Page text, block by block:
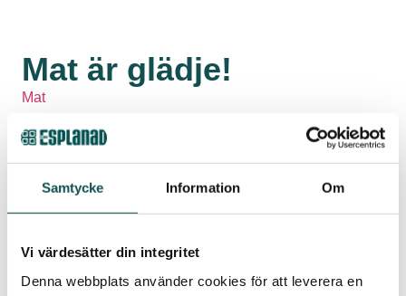
Samtycke Information Om
Vi värdesätter din integritet
Denna webbplats använder cookies för att leverera en
Mat är glädje!
Mat
Mat är mer än bara något vi äter – det är ett sätt att vara
kreativ, överraska och skapa minnen tillsammans med
nära och kära. David från Smakrådet tipsar om att satsa
varandra. Varför inte inspireras av det asiatiska köket?
kombinationer gör att alla hittar sin favorit. Välkommen